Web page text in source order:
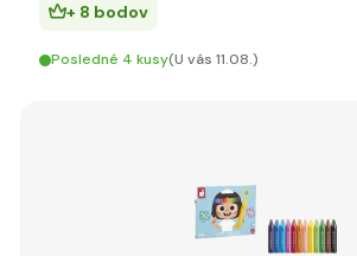
+ 8 bodov
Posledné 4 kusy(U vás 11.08.)